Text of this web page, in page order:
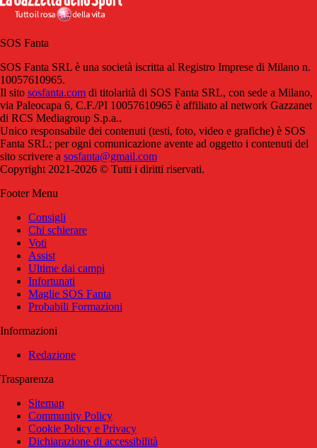
SOS Fanta
SOS Fanta SRL è una società iscritta al Registro Imprese di Milano n.
10057610965.
Il sito sosfanta.com di titolarità di SOS Fanta SRL, con sede a Milano,
via Paleocapa 6, C.F./PI 10057610965 è affiliato al network Gazzanet
di RCS Mediagroup S.p.a..
Unico responsabile dei contenuti (testi, foto, video e grafiche) è SOS
Fanta SRL; per ogni comunicazione avente ad oggetto i contenuti del
sito scrivere a sosfanta@gmail.com
Copyright 2021-2026 © Tutti i diritti riservati.
Footer Menu
Consigli
Chi schierare
Voti
Assist
Ultime dai campi
Infortunati
Maglie SOS Fanta
Probabili Formazioni
Informazioni
Redazione
Trasparenza
Sitemap
Community Policy
Cookie Policy e Privacy
Dichiarazione di accessibilità